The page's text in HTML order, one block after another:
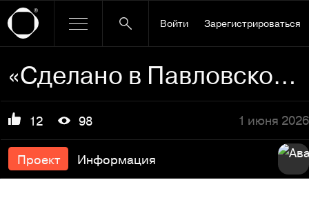
Войти Зарегистрироваться
«Сделано в Павловском Посаде» | Сувенирная продукция
12 98 1 июня 2026
Проект Информация